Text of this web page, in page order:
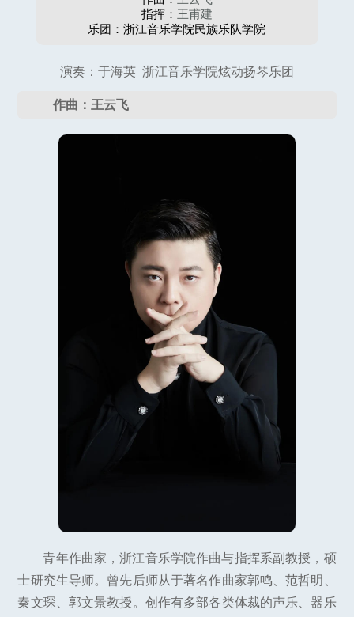
指挥： 王甫建
乐团：浙江音乐学院民族乐队学院
演奏：于海英 浙江音乐学院炫动扬琴乐团
作曲：王云飞
青年作曲家，浙江音乐学院作曲与指挥系副教授，硕
士研究生导师。曾先后师从于著名作曲家郭鸣、范哲明、
秦文琛、郭文景教授。创作有多部各类体裁的声乐、器乐